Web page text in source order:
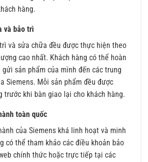
hàng.
và bảo trì
và sửa chữa đều được thực hiện theo
cao nhất. Khách hàng có thể hoàn
sản phẩm của mình đến các trung
Siemens. Mỗi sản phẩm đều được
trước khi bàn giao lại cho khách hàng.
toàn quốc
của Siemens khá linh hoạt và minh
có thể tham khảo các điều khoản bảo
chính thức hoặc trực tiếp tại các